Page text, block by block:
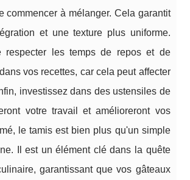
commencer à mélanger. Cela garantit
et une texture plus uniforme.
respecter les temps de repos et de
vos recettes, car cela peut affecter
investissez dans des ustensiles de
votre travail et amélioreront vos
le tamis est bien plus qu'un simple
Il est un élément clé dans la quête
garantissant que vos gâteaux